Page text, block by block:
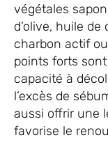
végétales
d’olive, huile
charbon actif
points forts
capacité à
l’excès de
aussi offrir une
favorise le